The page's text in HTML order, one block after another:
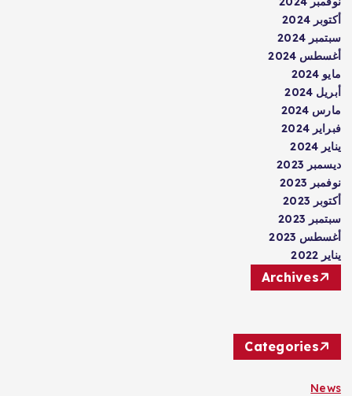
أكتوبر 2024
سبتمبر 2024
أغسطس 2024
مايو 2024
أبريل 2024
مارس 2024
فبراير 2024
يناير 2024
ديسمبر 2023
نوفمبر 2023
أكتوبر 2023
سبتمبر 2023
أغسطس 2023
يناير 2022
Archives
Categories
News